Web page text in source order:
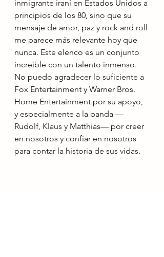
inmigrante iraní en Estados Unidos a
principios de los 80, sino que su
mensaje de amor, paz y rock and roll
me parece más relevante hoy que
nunca. Este elenco es un conjunto
increíble con un talento inmenso.
No puedo agradecer lo suficiente a
Fox Entertainment y Warner Bros.
Home Entertainment por su apoyo,
y especialmente a la banda —
Rudolf, Klaus y Matthias— por creer
en nosotros y confiar en nosotros
para contar la historia de sus vidas.